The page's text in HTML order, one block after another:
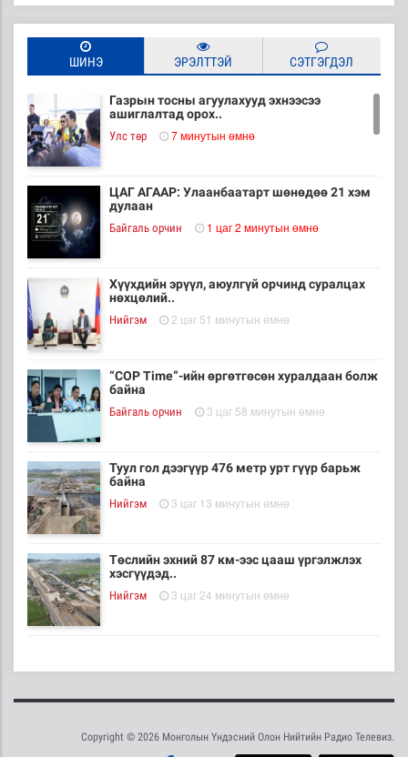
ШИНЭ ЭРЭЛТТЭЙ СЭТГЭГДЭЛ
Газрын тосны агуулахууд эхнээсээ
ашиглалтад орох..
Улс төр 7 минутын өмнө
ЦАГ АГААР: Улаанбаатарт шөнөдөө 21 хэм
дулаан
Байгаль орчин 1 цаг 2 минутын өмнө
Хүүхдийн эрүүл, аюулгүй орчинд суралцах
нөхцөлий..
Нийгэм 2 цаг 51 минутын өмнө
“COP Time”-ийн өргөтгөсөн хуралдаан болж
байна
Байгаль орчин 3 цаг 58 минутын өмнө
Туул гол дээгүүр 476 метр урт гүүр барьж
байна
Нийгэм 3 цаг 13 минутын өмнө
Төслийн эхний 87 км-ээс цааш үргэлжлэх
хэсгүүдэд..
Нийгэм 3 цаг 24 минутын өмнө
Газар чөлөөлөлт, нөхөн олговрын асуудлыг
Copyright © 2026 Монголын Үндэсний Олон Нийтийн Радио Телевиз.